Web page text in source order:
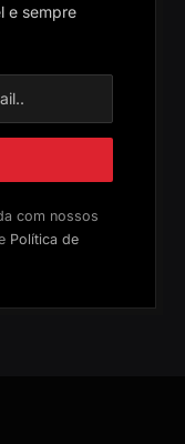
e sempre
com nossos
Política de